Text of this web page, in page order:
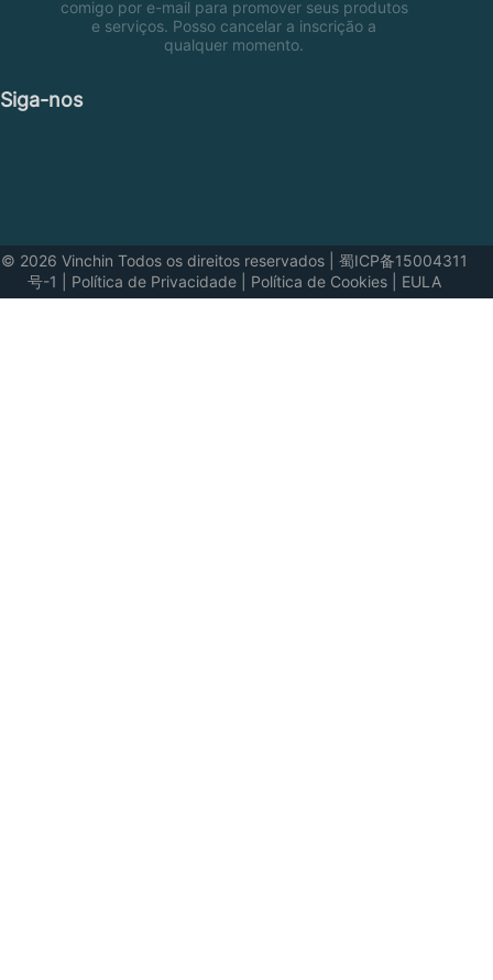
comigo por e-mail para promover seus produtos
e serviços. Posso cancelar a inscrição a
qualquer momento.
Siga-nos
© 2026 Vinchin Todos os direitos reservados| 蜀ICP备15004311
号-1
Política de Privacidade| Política de Cookies| EULA